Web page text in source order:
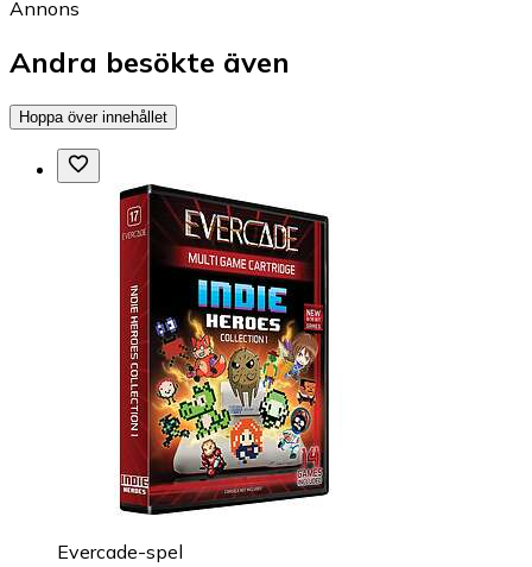
Annons
Andra besökte även
Hoppa över innehållet
Evercade-spel